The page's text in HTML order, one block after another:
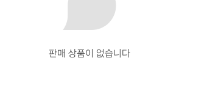
판매 상품이 없습니다